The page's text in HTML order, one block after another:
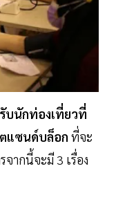
บนักท่องเที่ยวที่
แซนด์บล็อก ที่จะ
จากนี้จะมี 3 เรื่อง